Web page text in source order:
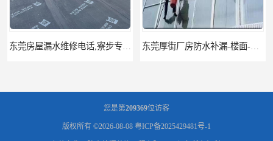
您是第209369位访客
版权所有 ©2026-08-08 粤ICP备2025429481号-1